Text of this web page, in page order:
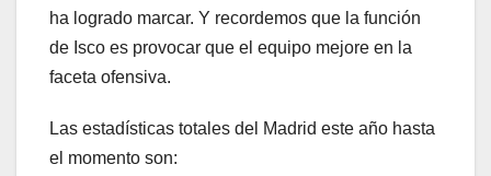
ha logrado marcar. Y recordemos que la función
de Isco es provocar que el equipo mejore en la
faceta ofensiva.
Las estadísticas totales del Madrid este año hasta
el momento son: